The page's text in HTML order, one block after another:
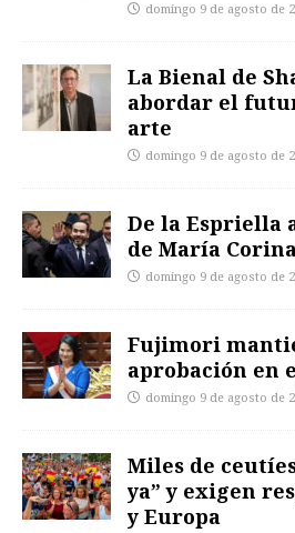
domingo 9 de agosto de
La Bienal de
abordar el
arte
domingo 9 de agosto de
De la Espriella
de María
domingo 9 de agosto de
Fujimori
aprobación en
domingo 9 de agosto de
Miles de
ya” y exigen
y Europa